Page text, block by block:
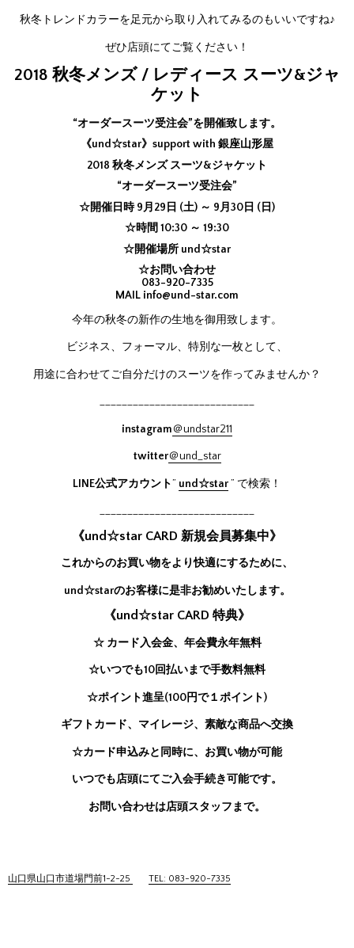
秋冬トレンドカラーを足元から取り入れてみるのもいいですね♪
ぜひ店頭にてご覧ください！
2018 秋冬メンズ / レディース スーツ&ジャ
ケット
“オーダースーツ受注会”を開催致します。
《und☆star》support with 銀座山形屋
2018 秋冬メンズ スーツ&ジャケット
“オーダースーツ受注会”
☆開催日時 9月29日 (土) ～ 9月30日 (日)
☆時間 10:30 ～ 19:30
☆開催場所 und☆star
☆お問い合わせ
083-920-7335
MAIL info@und-star.com
今年の秋冬の新作の生地を御用致します。
ビジネス、フォーマル、特別な一枚として、
用途に合わせてご自分だけのスーツを作ってみませんか？
____________________________
instagram＠undstar211
twitter＠und_star
LINE公式アカウント” und☆star” で検索！
____________________________
《und☆star CARD 新規会員募集中》
これからのお買い物をより快適にするために、
und☆starのお客様に是非お勧めいたします。
《und☆star CARD 特典》
☆ カード入会金、年会費永年無料
☆いつでも10回払いまで手数料無料
☆ポイント進呈(100円で１ポイント)
ギフトカード、マイレージ、素敵な商品へ交換
☆カード申込みと同時に、お買い物が可能
いつでも店頭にてご入会手続き可能です。
お問い合わせは店頭スタッフまで。
山口県山口市道場門前1-2-25 TEL: 083-920-7335